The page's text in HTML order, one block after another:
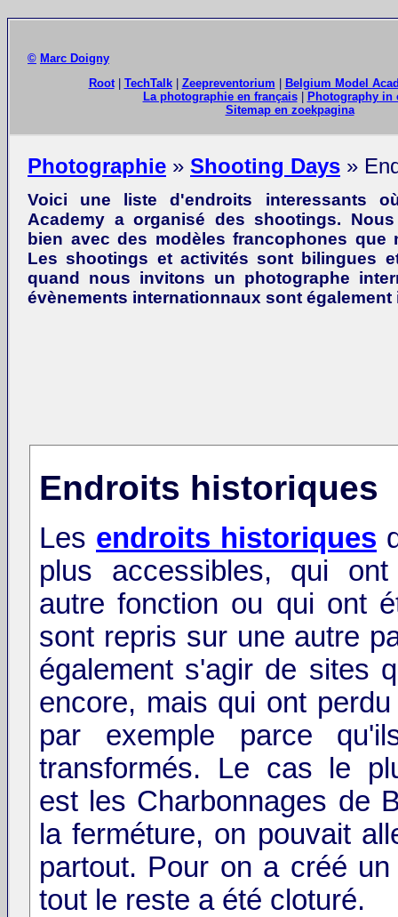
© Marc Doigny
Root| TechTalk| Zeepreventorium
Belgium Model
La photographie en français|
Photography in
Sitemap en zoekpagina
Photographie » Shooting Days »
Voici une liste d'endroits interessants
Academy a organisé des shootings.
bien avec des modèles francophones que
Les shootings et activités sont bilingues
quand nous invitons un photographe
évènements internationnaux sont également
Endroits historiques
Les endroits historiques
plus accessibles, qui
autre fonction ou qui ont
sont repris sur une autre
également s'agir de sites
encore, mais qui ont
par exemple parce
transformés. Le cas le
est les Charbonnages de
la ferméture, on pouvait
partout. Pour on a créé
tout le reste a été cloturé.